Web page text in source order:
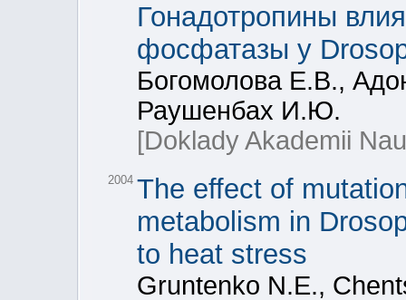
Гонадотропины
фосфатазы у
Богомолова Е.В.,
Раушенбах И.Ю.
[Doklady Akademii
2004 The effect of
metabolism in
to heat stress
Gruntenko N.Е.,